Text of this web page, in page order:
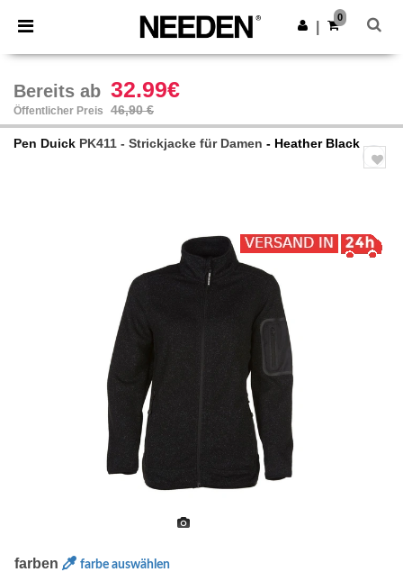
× Needen App
Bessere Preise in der App!
App holen
0
Bereits ab 32.99€
Öffentlicher Preis 46,90 €
Pen Duick PK411 - Strickjacke für Damen - Heather Black
farben farbe auswählen